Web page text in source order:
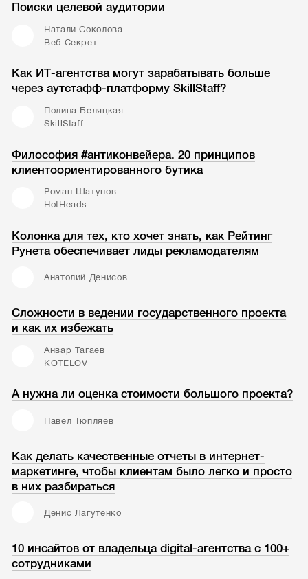
Поиски целевой аудитории
Натали Соколова
Веб Секрет
Как ИТ-агентства могут зарабатывать больше
через аутстафф-платформу SkillStaff?
Полина Беляцкая
SkillStaff
Философия #антиконвейера. 20 принципов
клиентоориентированного бутика
Роман Шатунов
HotHeads
Колонка для тех, кто хочет знать, как Рейтинг
Рунета обеспечивает лиды рекламодателям
Анатолий Денисов
Сложности в ведении государственного проекта
и как их избежать
Анвар Тагаев
KOTELOV
А нужна ли оценка стоимости большого проекта?
Павел Тюпляев
Как делать качественные отчеты в интернет-
маркетинге, чтобы клиентам было легко и просто
в них разбираться
Денис Лагутенко
10 инсайтов от владельца digital-агентства с 100+
сотрудниками